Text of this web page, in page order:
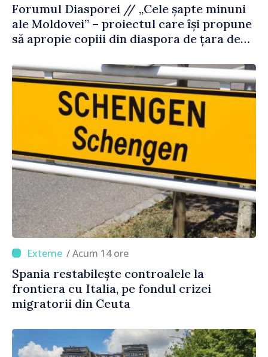
Forumul Diasporei // „Cele șapte minuni
ale Moldovei” – proiectul care își propune
să apropie copiii din diaspora de țara de
/ Acum 14 ore
Spania restabilește controalele la
frontiera cu Italia, pe fondul crizei
migratorii din Ceuta